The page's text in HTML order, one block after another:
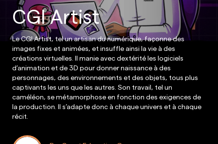
CGI Artist
Le CGI Artist, tel un artisan du numérique, façonne des
images fixes et animées, et insuffle ainsi la vie à des
créations virtuelles. Il manie avec dextérité les logiciels
d’animation et de 3D pour donner naissance à des
personnages, des environnements et des objets, tous plus
captivants les uns que les autres. Son travail, tel un
caméléon, se métamorphose en fonction des exigences de
la production. Il s’adapte donc à chaque univers et à chaque
récit.